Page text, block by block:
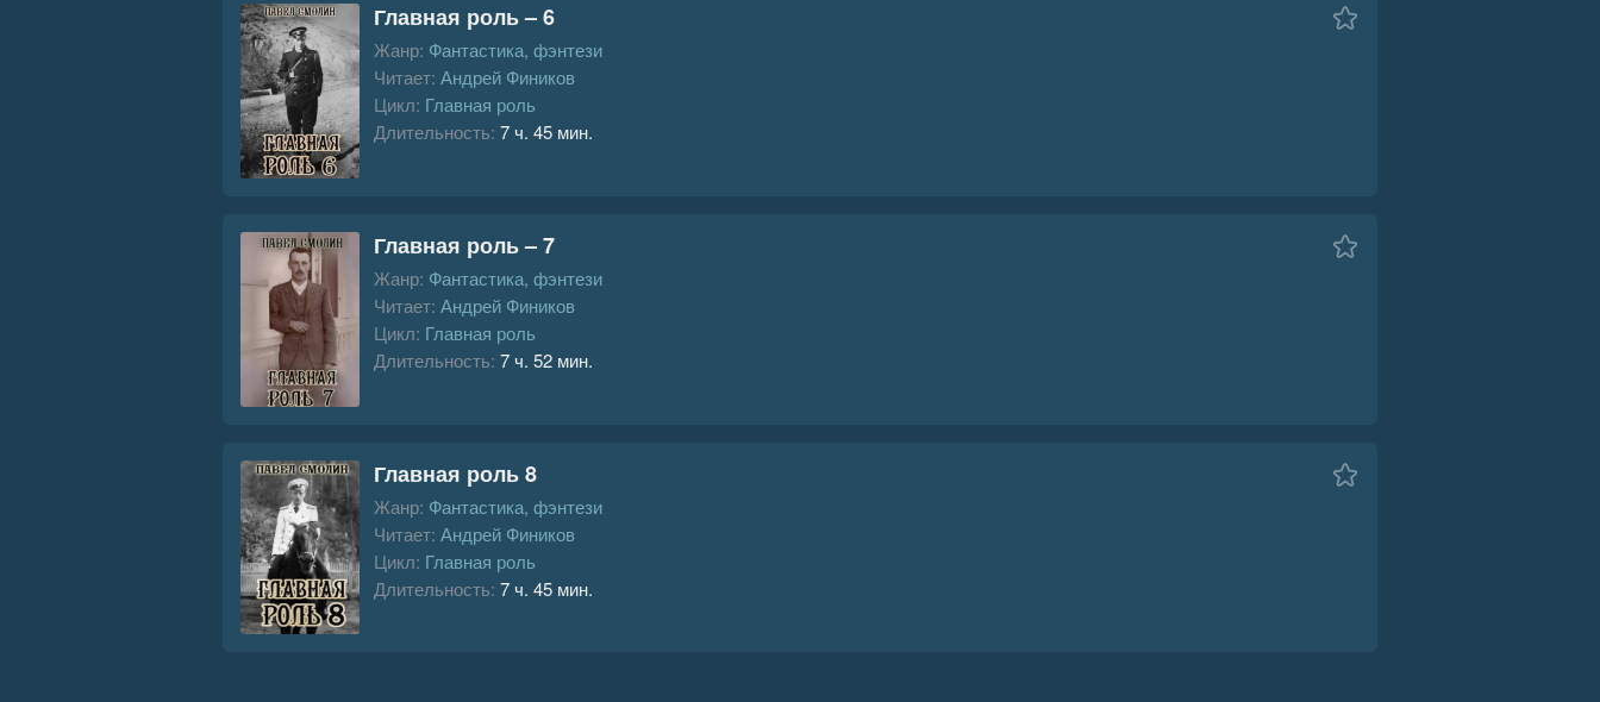
Главная роль – 6
Жанр: Фантастика, фэнтези
Читает: Андрей Фиников
Цикл: Главная роль
Длительность: 7 ч. 45 мин.
Главная роль – 7
Жанр: Фантастика, фэнтези
Читает: Андрей Фиников
Цикл: Главная роль
Длительность: 7 ч. 52 мин.
Главная роль 8
Жанр: Фантастика, фэнтези
Читает: Андрей Фиников
Цикл: Главная роль
Длительность: 7 ч. 45 мин.